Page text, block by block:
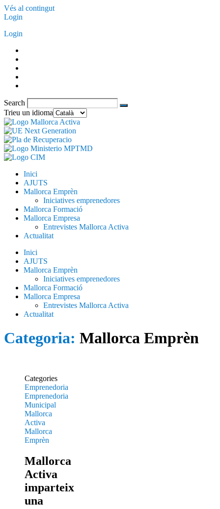
Vés al contingut
Login
Login
Search
Trieu un idioma
Inici
AJUTS
Mallorca Emprèn
Iniciatives emprenedores
Mallorca Formació
Mallorca Empresa
Entrevistes Mallorca Activa
Actualitat
Inici
AJUTS
Mallorca Emprèn
Iniciatives emprenedores
Mallorca Formació
Mallorca Empresa
Entrevistes Mallorca Activa
Actualitat
Categoria: Mallorca Emprèn
Categories
Emprenedoria
Emprenedoria
Municipal
Mallorca
Activa
Mallorca
Emprèn
Mallorca
Activa
imparteix
una